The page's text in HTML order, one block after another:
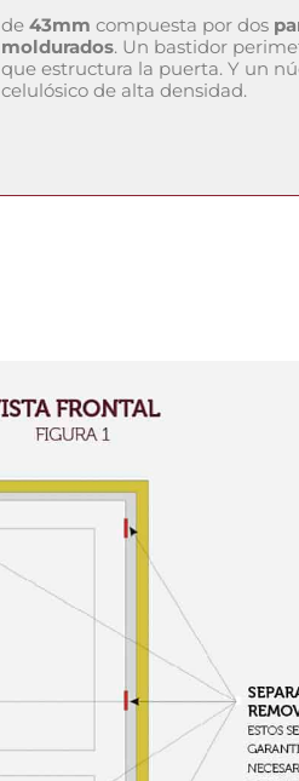
de43mm compuesta por dos
moldurados. Un bastidor
que estructura la puerta. Y un
celulósico de alta densidad.